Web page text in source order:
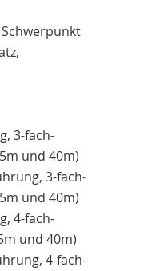
3-fach-
und 40m)
3-fach-
und 40m)
4-fach-
und 40m)
4-fach-